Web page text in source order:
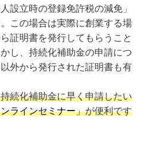
設立時の登録免許税の減免」
この場合は実際に創業する場
証明書を発行してもらうこと
し、持続化補助金の申請につ
外から発行された証明書も有
続化補助金に早く申請したい
ラインセミナー」が便利です